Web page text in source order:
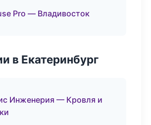
Pro — Владивосток
в Екатеринбург
Инженерия — Кровля и